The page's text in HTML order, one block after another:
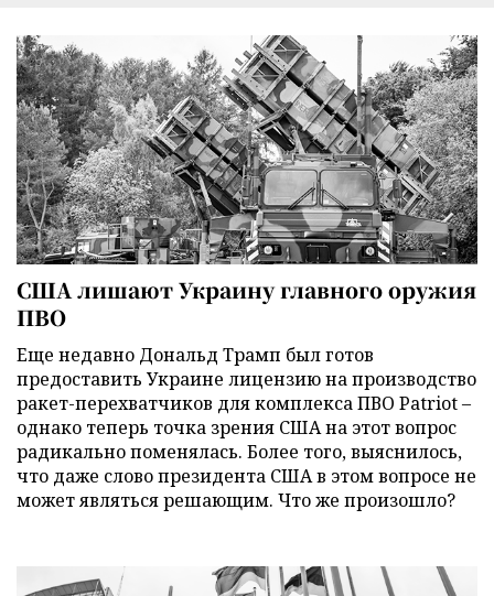
США лишают Украину главного оружия
ПВО
Еще недавно Дональд Трамп был готов
предоставить Украине лицензию на производство
ракет-перехватчиков для комплекса ПВО Patriot –
однако теперь точка зрения США на этот вопрос
радикально поменялась. Более того, выяснилось,
что даже слово президента США в этом вопросе не
может являться решающим. Что же произошло?